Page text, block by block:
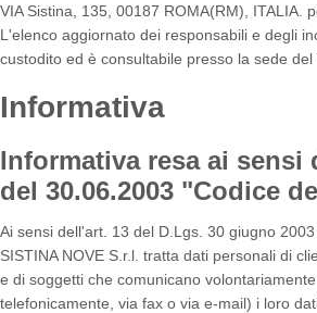
VIA Sistina, 135, 00187 ROMA(RM), ITALIA.
L'elenco aggiornato dei responsabili e degli
custodito ed è consultabile presso la sede del
Informativa
Informativa resa ai sensi
del 30.06.2003 "Codice
Ai sensi dell'art. 13 del D.Lgs. 30 giugno
SISTINA NOVE S.r.l. tratta dati personali di
e di soggetti che comunicano
telefonicamente, via fax o via e-mail) i loro